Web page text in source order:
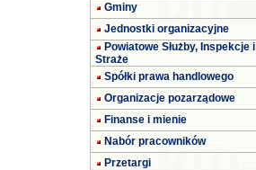
Gminy
Jednostki organizacyjne
Powiatowe Służby, Inspekcje i
Straże
Spółki prawa handlowego
Organizacje pozarządowe
Finanse i mienie
Nabór pracowników
Przetargi